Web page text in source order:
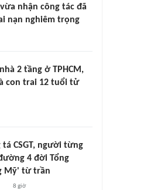
nhận công tác đã
nạn nghiêm trọng
2 tầng ở TPHCM,
con trai 12 tuổi tử
tá CSGT, người từng
4 đời Tổng
Mỹ' từ trần
8 giờ